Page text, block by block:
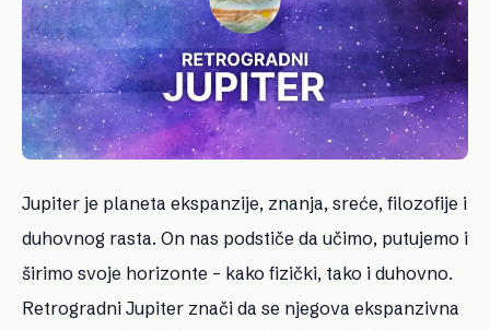
Jupiter je planeta ekspanzije, znanja, sreće, filozofije i
duhovnog rasta. On nas podstiče da učimo, putujemo i
širimo svoje horizonte – kako fizički, tako i duhovno.
Retrogradni Jupiter znači da se njegova ekspanzivna